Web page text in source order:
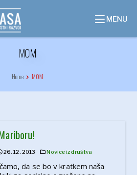
MENU
MOM
Home MOM
26. 12. 2013 Novice iz društva
da se bo v kratkem naša